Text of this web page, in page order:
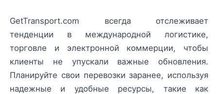
GetTransport.com всегда отслеживает
тенденции в международной логистике,
торговле и электронной коммерции, чтобы
клиенты не упускали важные обновления.
Планируйте свои перевозки заранее, используя
надежные и удобные ресурсы, такие как